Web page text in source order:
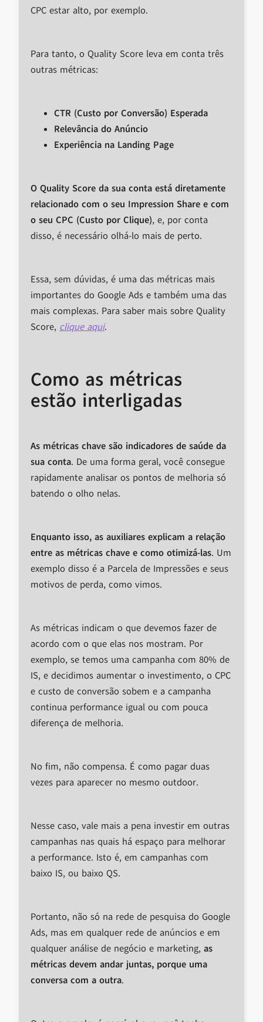
CPC estar alto, por exemplo.
Para tanto, o Quality Score leva em conta três
outras métricas:
CTR (Custo por Conversão) Esperada
Relevância do Anúncio
Experiência na Landing Page
O Quality Score da sua conta está diretamente
relacionado com o seu Impression Share e com
o seu CPC (Custo por Clique), e, por conta
disso, é necessário olhá-lo mais de perto.
Essa, sem dúvidas, é uma das métricas mais
importantes do Google Ads e também uma das
mais complexas. Para saber mais sobre Quality
Score, clique aqui.
Como as métricas
estão interligadas
As métricas chave são indicadores de saúde da
sua conta. De uma forma geral, você consegue
rapidamente analisar os pontos de melhoria só
batendo o olho nelas.
Enquanto isso, as auxiliares explicam a relação
entre as métricas chave e como otimizá-las. Um
exemplo disso é a Parcela de Impressões e seus
motivos de perda, como vimos.
As métricas indicam o que devemos fazer de
acordo com o que elas nos mostram. Por
exemplo, se temos uma campanha com 80% de
IS, e decidimos aumentar o investimento, o CPC
e custo de conversão sobem e a campanha
continua performance igual ou com pouca
diferença de melhoria.
No fim, não compensa. É como pagar duas
vezes para aparecer no mesmo outdoor.
Nesse caso, vale mais a pena investir em outras
campanhas nas quais há espaço para melhorar
a performance. Isto é, em campanhas com
baixo IS, ou baixo QS.
Portanto, não só na rede de pesquisa do Google
Ads, mas em qualquer rede de anúncios e em
qualquer análise de negócio e marketing, as
métricas devem andar juntas, porque uma
conversa com a outra.